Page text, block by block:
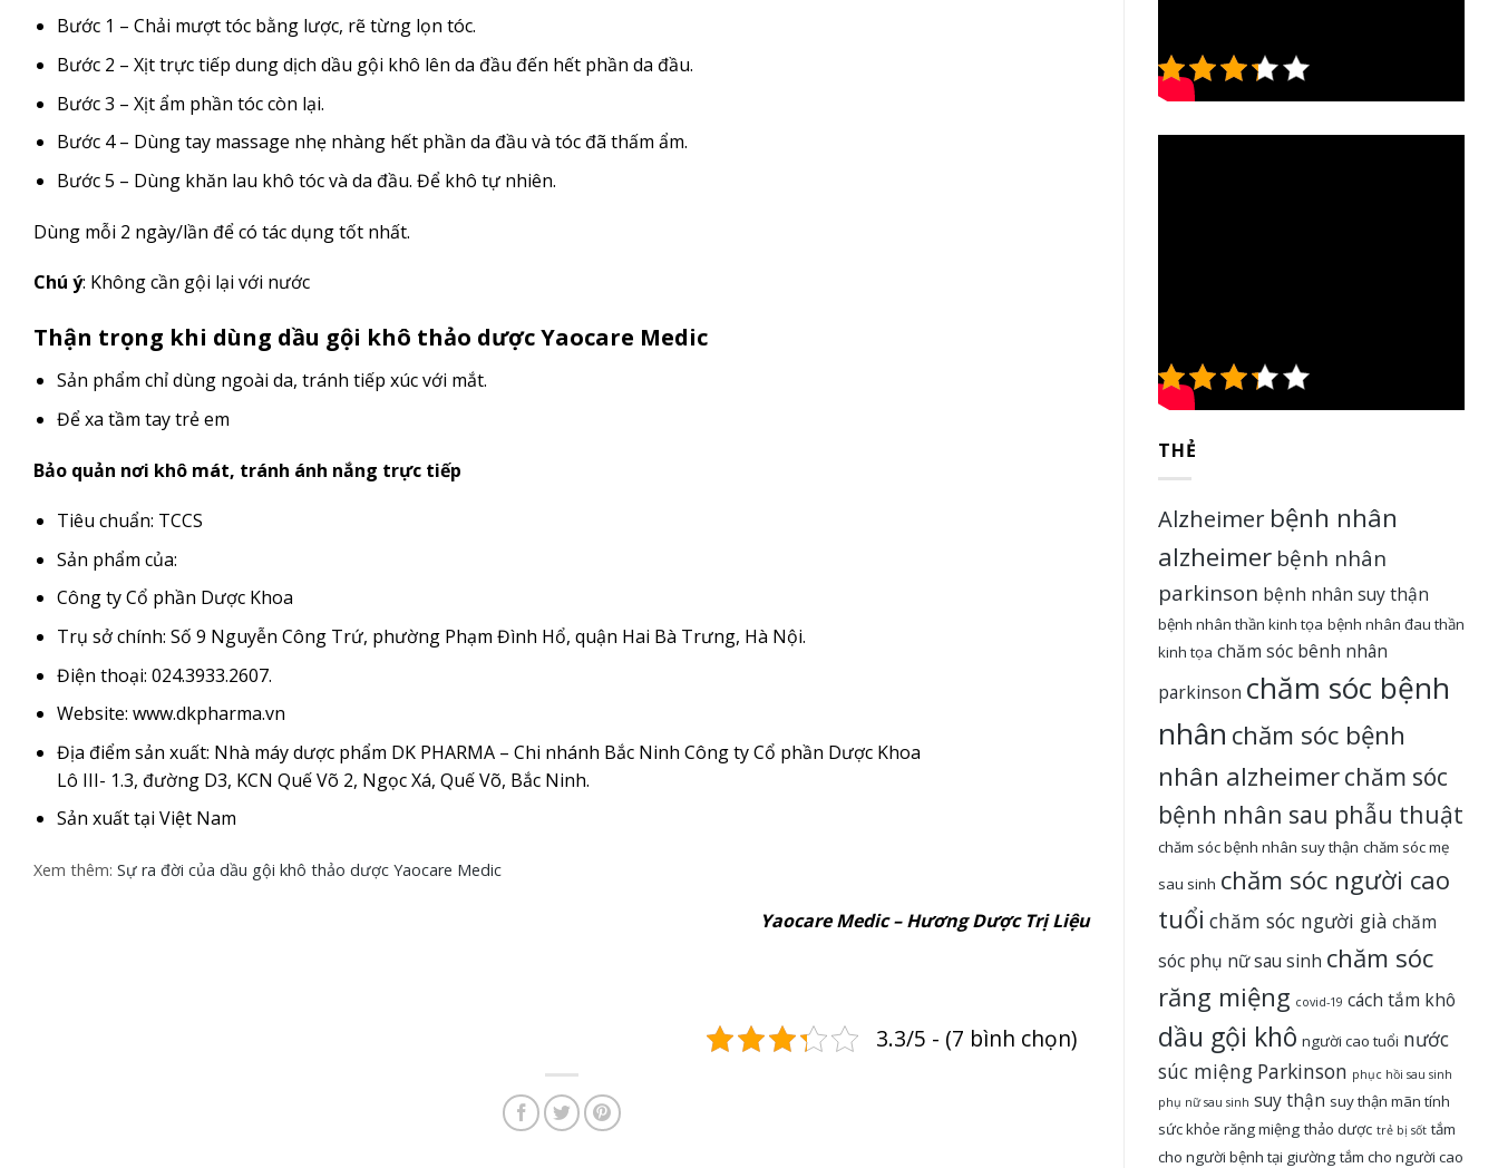
Bước 1 – Chải mượt tóc bằng lược, rẽ từng lọn tóc.
Bước 2 – Xịt trực tiếp dung dịch dầu gội khô lên da đầu đến hết phần da đầu.
Bước 3 – Xịt ẩm phần tóc còn lại.
Bước 4 – Dùng tay massage nhẹ nhàng hết phần da đầu và tóc đã thấm ẩm.
Bước 5 – Dùng khăn lau khô tóc và da đầu. Để khô tự nhiên.
Dùng mỗi 2 ngày/lần để có tác dụng tốt nhất.
Chú ý: Không cần gội lại với nước
Thận trọng khi dùng dầu gội khô thảo dược Yaocare Medic
Sản phẩm chỉ dùng ngoài da, tránh tiếp xúc với mắt.
Để xa tầm tay trẻ em
Bảo quản nơi khô mát, tránh ánh nắng trực tiếp
Tiêu chuẩn: TCCS
Sản phẩm của:
Công ty Cổ phần Dược Khoa
Trụ sở chính: Số 9 Nguyễn Công Trứ, phường Phạm Đình Hổ, quận Hai Bà Trưng, Hà Nội.
Điện thoại: 024.3933.2607.
Website: www.dkpharma.vn
Địa điểm sản xuất: Nhà máy dược phẩm DK PHARMA – Chi nhánh Bắc Ninh Công ty Cổ phần Dược Khoa
Lô III- 1.3, đường D3, KCN Quế Võ 2, Ngọc Xá, Quế Võ, Bắc Ninh.
Sản xuất tại Việt Nam
Xem thêm: Sự ra đời của dầu gội khô thảo dược Yaocare Medic
Yaocare Medic – Hương Dược Trị Liệu
3.3/5 - (7 bình chọn)
THẺ
Alzheimer bệnh nhân
alzheimer bệnh nhân
parkinson bệnh nhân suy thận
bệnh nhân thần kinh tọa bệnh nhân đau thần
kinh tọa chăm sóc bênh nhân
parkinson chăm sóc bệnh
nhân chăm sóc bệnh
nhân alzheimerchăm sóc
bệnh nhân sau phẫu thuật
chăm sóc bệnh nhân suy thận chăm sóc mẹ
sau sinh chăm sóc người cao
tuổi chăm sóc người già chăm
sóc phụ nữ sau sinh chăm sóc
răng miệng covid-19 cách tắm khô
dầu gội khô người cao tuổi nước
súc miệng Parkinson phục hồi sau sinh
phụ nữ sau sinh suy thận suy thận mãn tính
sức khỏe răng miệng thảo dược trẻ bị sốt tắm
cho người bệnh tại giường tắm cho người cao